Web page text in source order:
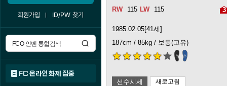
회원가입 ID/PW 찾기
FC 온라인 화제 집중
115 115 3
1985.02.05[41세]
187cm / 85kg / 보통(고유)
5 5
선수시세 새로고침